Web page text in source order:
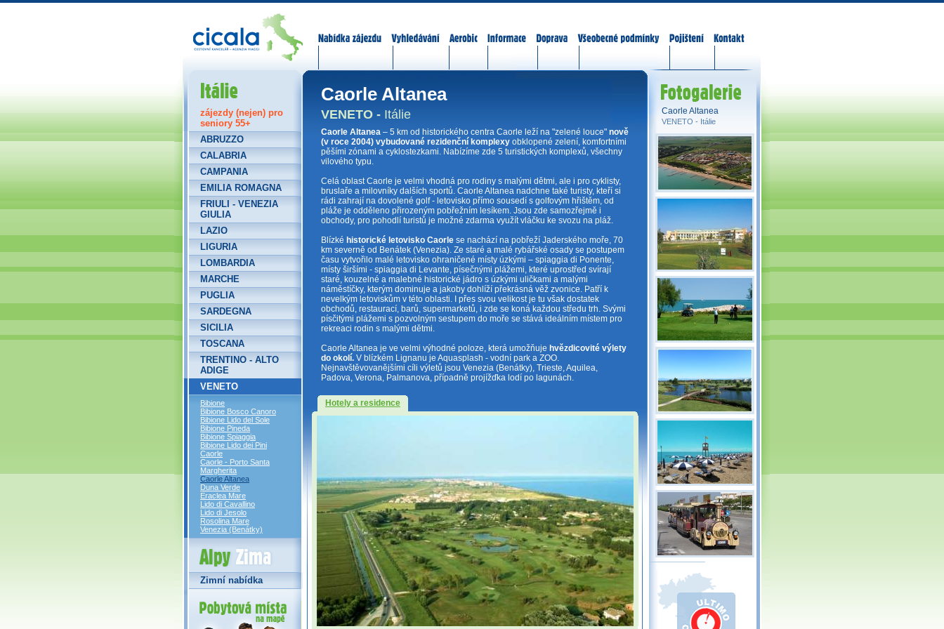
Caorle Altanea
VENETO - Itálie
Caorle Altanea – 5 km od historického centra Caorle leží na "zelené louce" nově
(v roce 2004) vybudované rezidenční komplexy obklopené zelení, komfortními
pěšími zónami a cyklostezkami. Nabízíme zde 5 turistických komplexů, všechny
vilového typu.
Celá oblast Caorle je velmi vhodná pro rodiny s malými dětmi, ale i pro cyklisty,
bruslaře a milovníky dalších sportů. Caorle Altanea nadchne také turisty, kteří si
rádi zahrají na dovolené golf - letovisko přímo sousedí s golfovým hřištěm, od
pláže je odděleno přirozeným pobřežním lesíkem. Jsou zde samozřejmě i
obchody, pro pohodlí turistů je možné zdarma využít vláčku ke svozu na pláž.
Blízké historické letovisko Caorle se nachází na pobřeží Jaderského moře, 70
km severně od Benátek (Venezia). Ze staré a malé rybářské osady se postupem
času vytvořilo malé letovisko ohraničené místy úzkými – spiaggia di Ponente,
místy širšími - spiaggia di Levante, písečnými plážemi, které uprostřed svírají
staré, kouzelné a malebné historické jádro s úzkými uličkami a malými
náměstíčky, kterým dominuje a jakoby dohlíží překrásná věž zvonice. Patří k
nevelkým letoviskům v této oblasti. I přes svou velikost je tu však dostatek
obchodů, restaurací, barů, supermarketů, i zde se koná každou středu trh. Svými
písčitými plážemi s pozvolným sestupem do moře se stává ideálním místem pro
rekreaci rodin s malými dětmi.
Caorle Altanea je ve velmi výhodné poloze, která umožňuje hvězdicovité výlety
do okolí. V blízkém Lignanu je Aquasplash - vodní park a ZOO.
Nejnavštěvovanějšími cíli výletů jsou Venezia (Benátky), Trieste, Aquilea,
Padova, Verona, Palmanova, případně projížďka lodí po lagunách.
Hotely a residence
Itálie
zájezdy (nejen) pro
seniory 55+
ABRUZZO
CALABRIA
CAMPANIA
EMILIA ROMAGNA
FRIULI - VENEZIA
GIULIA
LAZIO
LIGURIA
LOMBARDIA
MARCHE
PUGLIA
SARDEGNA
SICILIA
TOSCANA
TRENTINO - ALTO
ADIGE
VENETO
Bibione
Bibione Bosco Canoro
Bibione Lido del Sole
Bibione Pineda
Bibione Spiaggia
Bibione Lido dei Pini
Caorle
Caorle - Porto Santa
Margherita
Caorle Altanea
Duna Verde
Eraclea Mare
Lido di Cavallino
Lido di Jesolo
Rosolina Mare
Venezia (Benátky)
Alpy Zima
Zimní nabídka
Caorle Altanea
VENETO - Itálie